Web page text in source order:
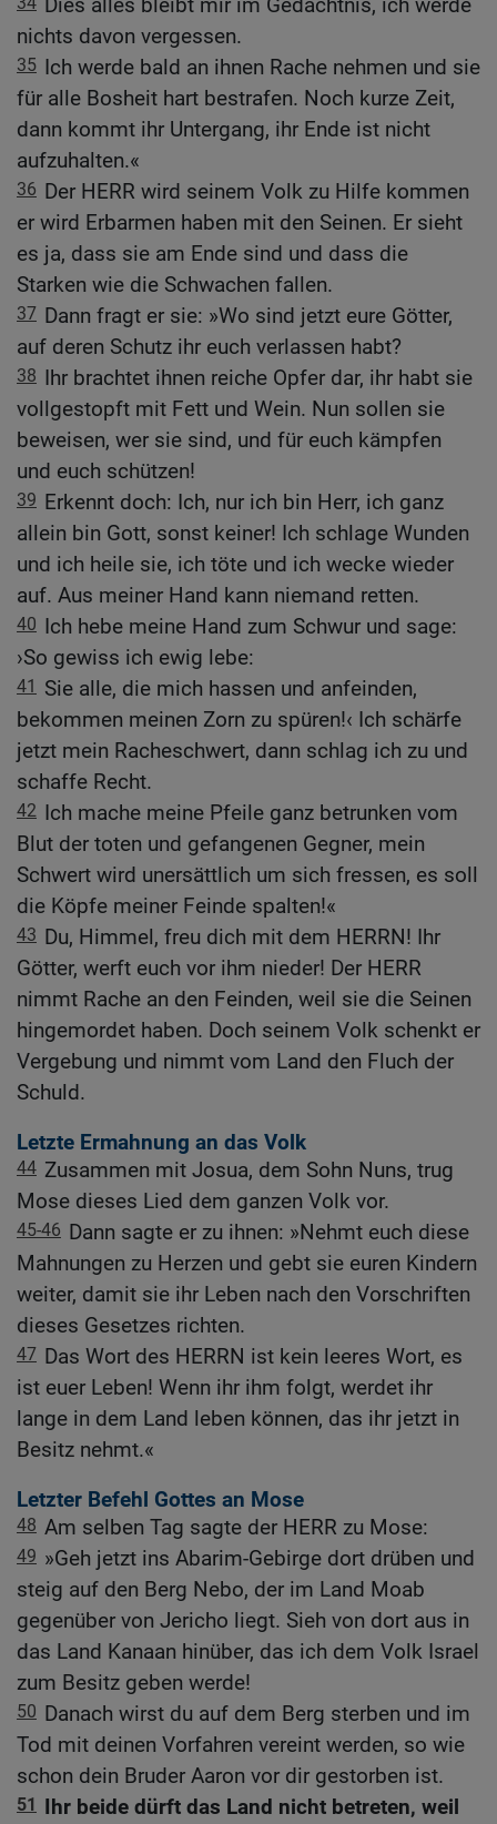
nichts davon vergessen.
35 Ich werde bald an ihnen Rache nehmen und sie
für alle Bosheit hart bestrafen. Noch kurze Zeit,
dann kommt ihr Untergang, ihr Ende ist nicht
aufzuhalten.«
36 Der HERR wird seinem Volk zu Hilfe kommen
er wird Erbarmen haben mit den Seinen. Er sieht
es ja, dass sie am Ende sind und dass die
Starken wie die Schwachen fallen.
37 Dann fragt er sie: »Wo sind jetzt eure Götter,
auf deren Schutz ihr euch verlassen habt?
38 Ihr brachtet ihnen reiche Opfer dar, ihr habt sie
vollgestopft mit Fett und Wein. Nun sollen sie
beweisen, wer sie sind, und für euch kämpfen
und euch schützen!
39 Erkennt doch: Ich, nur ich bin Herr, ich ganz
allein bin Gott, sonst keiner! Ich schlage Wunden
und ich heile sie, ich töte und ich wecke wieder
auf. Aus meiner Hand kann niemand retten.
40 Ich hebe meine Hand zum Schwur und sage:
›So gewiss ich ewig lebe:
41 Sie alle, die mich hassen und anfeinden,
bekommen meinen Zorn zu spüren!‹ Ich schärfe
jetzt mein Racheschwert, dann schlag ich zu und
schaffe Recht.
42 Ich mache meine Pfeile ganz betrunken vom
Blut der toten und gefangenen Gegner, mein
Schwert wird unersättlich um sich fressen, es soll
die Köpfe meiner Feinde spalten!«
43 Du, Himmel, freu dich mit dem HERRN! Ihr
Götter, werft euch vor ihm nieder! Der HERR
nimmt Rache an den Feinden, weil sie die Seinen
hingemordet haben. Doch seinem Volk schenkt er
Vergebung und nimmt vom Land den Fluch der
Schuld.
Letzte Ermahnung an das Volk
44 Zusammen mit Josua, dem Sohn Nuns, trug
Mose dieses Lied dem ganzen Volk vor.
45-46 Dann sagte er zu ihnen: »Nehmt euch diese
Mahnungen zu Herzen und gebt sie euren Kindern
weiter, damit sie ihr Leben nach den Vorschriften
dieses Gesetzes richten.
47 Das Wort des HERRN ist kein leeres Wort, es
ist euer Leben! Wenn ihr ihm folgt, werdet ihr
lange in dem Land leben können, das ihr jetzt in
Besitz nehmt.«
Letzter Befehl Gottes an Mose
48 Am selben Tag sagte der HERR zu Mose:
49 »Geh jetzt ins Abarim-Gebirge dort drüben und
steig auf den Berg Nebo, der im Land Moab
gegenüber von Jericho liegt. Sieh von dort aus in
das Land Kanaan hinüber, das ich dem Volk Israel
zum Besitz geben werde!
50 Danach wirst du auf dem Berg sterben und im
Tod mit deinen Vorfahren vereint werden, so wie
schon dein Bruder Aaron vor dir gestorben ist.
51
Ihr beide dürft das Land nicht betreten, weil